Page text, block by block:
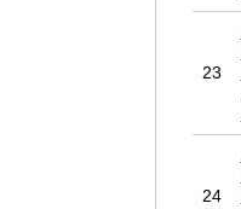
23
24